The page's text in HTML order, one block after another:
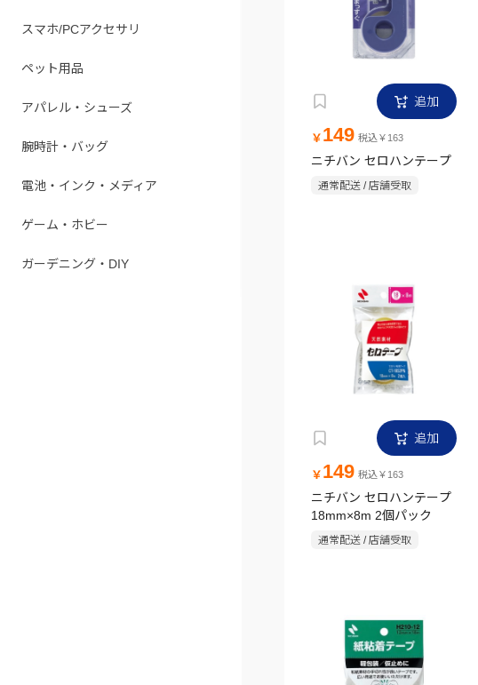
スマホ/PCアクセサリ
ペット用品
アパレル・シューズ
腕時計・バッグ
電池・インク・メディア
ゲーム・ホビー
ガーデニング・DIY
追加
￥ 149 税込￥163
ニチバン セロハンテープ
通常配送 / 店舗受取
追加
￥ 149 税込￥163
ニチバン セロハンテープ
18mm×8m 2個パック
通常配送 / 店舗受取